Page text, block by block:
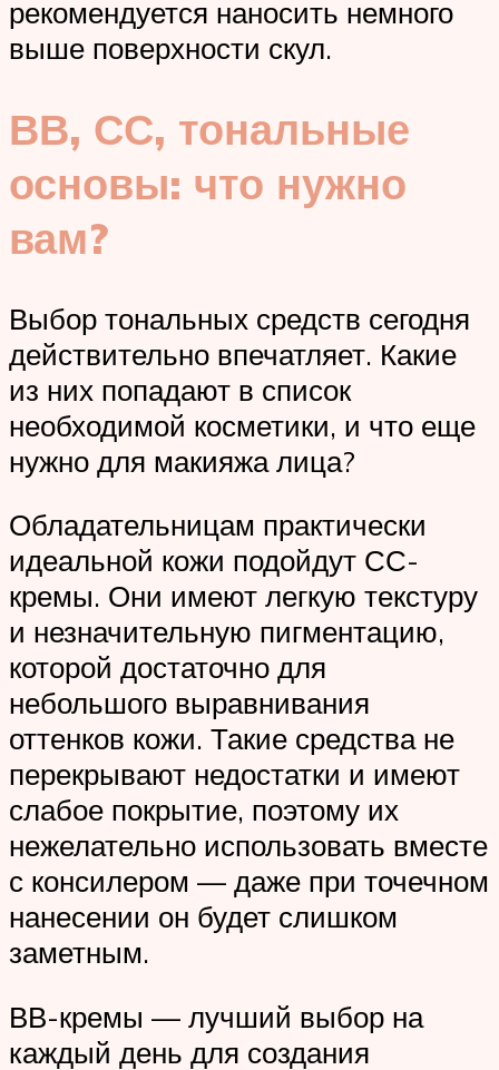
рекомендуется наносить немного
выше поверхности скул.
ВВ, СС, тональные
основы: что нужно
вам?
Выбор тональных средств сегодня
действительно впечатляет. Какие
из них попадают в список
необходимой косметики, и что еще
нужно для макияжа лица?
Обладательницам практически
идеальной кожи подойдут СС-
кремы. Они имеют легкую текстуру
и незначительную пигментацию,
которой достаточно для
небольшого выравнивания
оттенков кожи. Такие средства не
перекрывают недостатки и имеют
слабое покрытие, поэтому их
нежелательно использовать вместе
с консилером — даже при точечном
нанесении он будет слишком
заметным.
ВВ-кремы — лучший выбор на
каждый день для создания